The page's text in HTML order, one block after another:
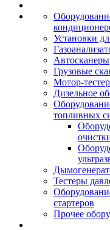
Установки
Автосканеры
Грузовые
Мотор-тестер
Дизельное
топливных
Тестеры
стартеров
Прочее